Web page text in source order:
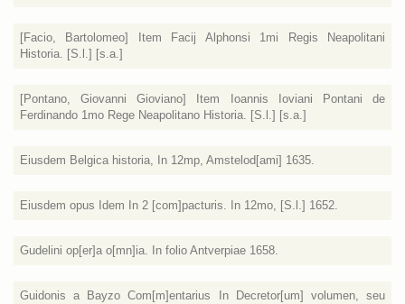
[Facio, Bartolomeo] Item Facij Alphonsi 1mi Regis Neapolitani
Historia. [S.l.] [s.a.]
[Pontano, Giovanni Gioviano] Item Ioannis Ioviani Pontani de
Ferdinando 1mo Rege Neapolitano Historia. [S.l.] [s.a.]
Eiusdem Belgica historia, In 12mp, Amstelod[ami] 1635.
Eiusdem opus Idem In 2 [com]pacturis. In 12mo, [S.l.] 1652.
Gudelini op[er]a o[mn]ia. In folio Antverpiae 1658.
Guidonis a Bayzo Com[m]entarius In Decretor[um] volumen, seu